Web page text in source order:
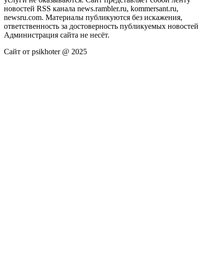
новостей RSS канала news.rambler.ru, kommersant.ru,
newsru.com. Материалы публикуются без искажения,
ответственность за достоверность публикуемых новостей
Администрация сайта не несёт.
Сайт от psikhoter @ 2025